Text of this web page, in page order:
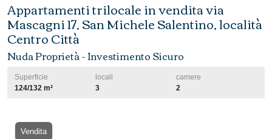
Appartamenti trilocale in vendita via
Mascagni 17, San Michele Salentino, località
Centro Città
Nuda Proprietà - Investimento Sicuro
Superficie
124/132 m²
locali
3
camere
2
Vendita